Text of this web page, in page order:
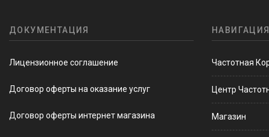
ДОКУМЕНТАЦИЯ
Лицензионное соглашение
Договор оферты на оказание услуг
Договор оферты интернет магазина
НАВИГАЦИЯ
Частотная
Центр
Магазин